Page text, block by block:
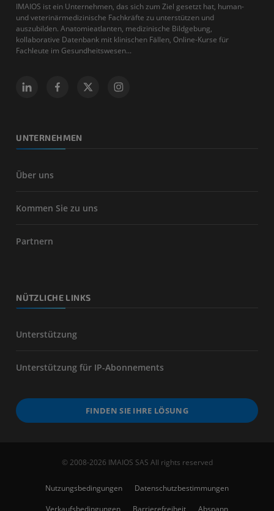
IMAIOS ist ein Unternehmen, das sich zum Ziel gesetzt hat, human-
und veterinärmedizinische Fachkräfte zu unterstützen und
auszubilden. Anatomieatlanten, medizinische Bildgebung,
kollaborative Datenbank mit klinischen Fällen, Online-Kurse für
Fachleute im Gesundheitswesen...
UNTERNEHMEN
Über uns
Kommen Sie zu uns
Partnern
NÜTZLICHE LINKS
Unterstützung
Unterstützung für IP-Abonnements
FINDEN SIE IHRE LÖSUNG
© 2008-2026 IMAIOS SAS All rights reserved
Nutzungsbedingungen
Datenschutzbestimmungen
Verkaufsbedingungen
Barrierefreiheit Abspann